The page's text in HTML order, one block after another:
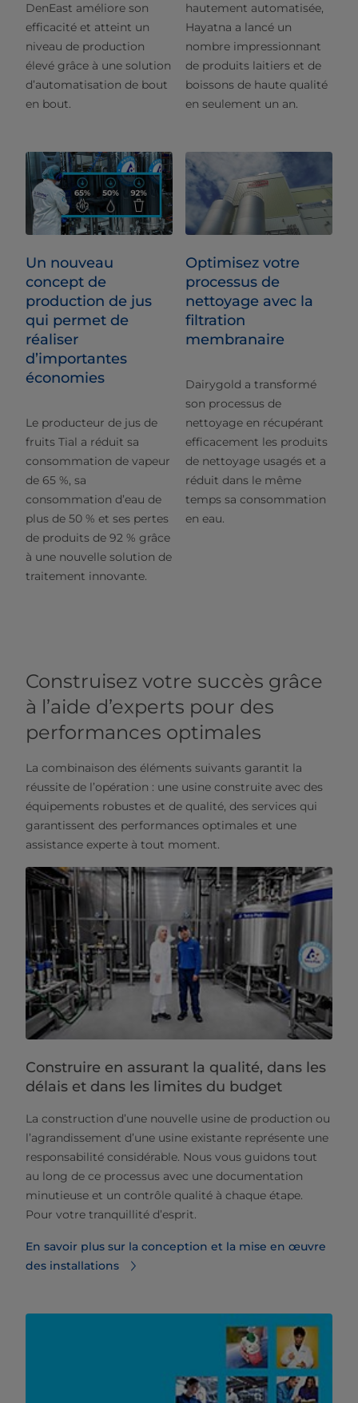
DenEast améliore son
efficacité et atteint un
niveau de production
élevé grâce à une solution
d’automatisation de bout
en bout.
hautement automatisée,
Hayatna a lancé un
nombre impressionnant
de produits laitiers et de
boissons de haute qualité
en seulement un an.
Un nouveau
concept de
production de jus
qui permet de
réaliser
d’importantes
économies
Le producteur de jus de
fruits Tial a réduit sa
consommation de vapeur
de 65 %, sa
consommation d’eau de
plus de 50 % et ses pertes
de produits de 92 % grâce
à une nouvelle solution de
traitement innovante.
Optimisez votre
processus de
nettoyage avec la
filtration
membranaire
Dairygold a transformé
son processus de
nettoyage en récupérant
efficacement les produits
de nettoyage usagés et a
réduit dans le même
temps sa consommation
en eau.
Construisez votre succès grâce
à l’aide d’experts pour des
performances optimales
La combinaison des éléments suivants garantit la
réussite de l’opération : une usine construite avec des
équipements robustes et de qualité, des services qui
garantissent des performances optimales et une
assistance experte à tout moment.
Construire en assurant la qualité, dans les
délais et dans les limites du budget
La construction d’une nouvelle usine de production ou
l’agrandissement d’une usine existante représente une
responsabilité considérable. Nous vous guidons tout
au long de ce processus avec une documentation
minutieuse et un contrôle qualité à chaque étape.
Pour votre tranquillité d’esprit.
En savoir plus sur la conception et la mise en œuvre
des installations